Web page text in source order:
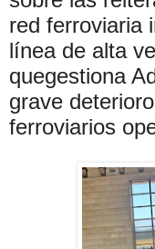
red ferroviaria
línea de alta
quegestiona
grave
ferroviarios